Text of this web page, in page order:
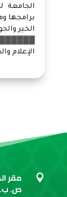
الجامعة
برامجها
الخير
الإعلام
 مقر
ص. ب. 200